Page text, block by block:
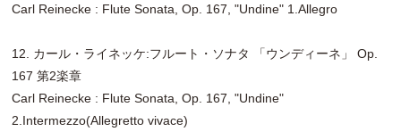
Carl Reinecke : Flute Sonata, Op. 167, "Undine" 1.Allegro
12. カール・ライネッケ:フルート・ソナタ 「ウンディーネ」 Op.
167 第2楽章
Carl Reinecke : Flute Sonata, Op. 167, "Undine"
2.Intermezzo(Allegretto vivace)